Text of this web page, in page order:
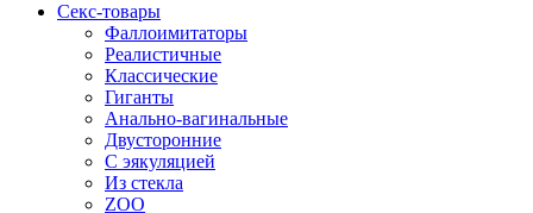
Секс-товары
Фаллоимитаторы
Реалистичные
Классические
Гиганты
Анально-вагинальные
Двусторонние
С эякуляцией
Из стекла
ZOO